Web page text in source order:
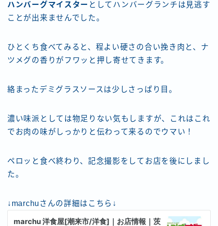
ハンバーグマイスター としてハンバーグランチは見逃す
ことが出来ませんでした。
ひとくち食べてみると、程よい硬さの合い挽き肉と、ナ
ツメグの香りがフワッと押し寄せてきます。
絡まったデミグラスソースは少しさっぱり目。
濃い味派としては物足りない気もしますが、これはこれ
でお肉の味がしっかりと伝わって来るのでウマい！
ペロッと食べ終わり、記念撮影をしてお店を後にしまし
た。
↓marchuさんの詳細はこちら↓